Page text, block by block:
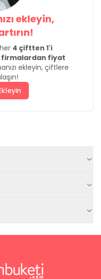
ekleyin,
4 çiftten 1'i
firmalardan fiyat
ekleyin, çiftlere